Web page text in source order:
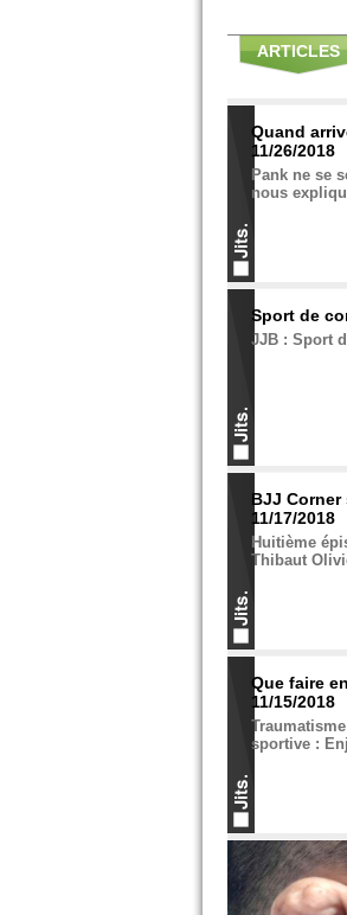
ARTICLES
Quand
11/26/2018
Pank ne se
nous
Sport de
JJB : Sport
BJJ Corner
11/17/2018
Huitième
Thibaut
Que faire
11/15/2018
sportive :